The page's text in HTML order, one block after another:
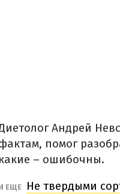
Андрей
помог
какие – ошибочны.
ЕЩЕ
Не твердыми